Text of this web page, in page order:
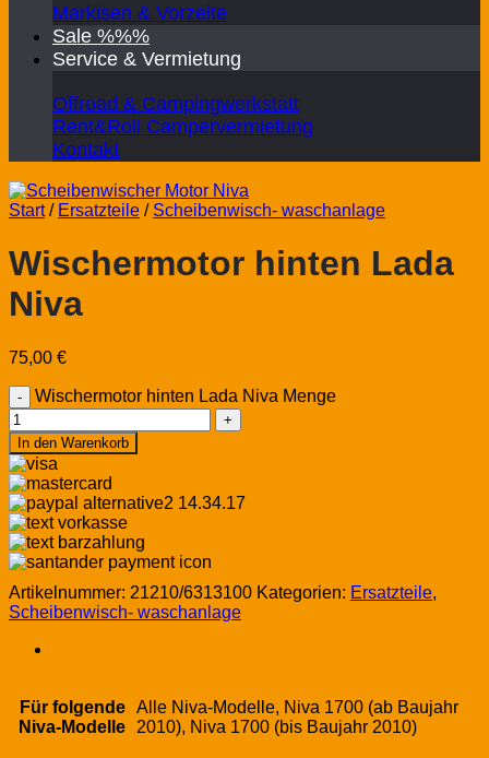
Markisen & Vorzelte
Sale %%%
Service & Vermietung
Offroad & Campingwerkstatt
Rent&Roll Campervermietung
Kontakt
Start / Ersatzteile / Scheibenwisch- waschanlage
Wischermotor hinten Lada
Niva
75,00 €
Wischermotor hinten Lada Niva Menge
In den Warenkorb
Artikelnummer: 21210/6313100 Kategorien: Ersatzteile,
Scheibenwisch- waschanlage
Für folgende
Niva-Modelle
Alle Niva-Modelle, Niva 1700 (ab Baujahr
2010), Niva 1700 (bis Baujahr 2010)